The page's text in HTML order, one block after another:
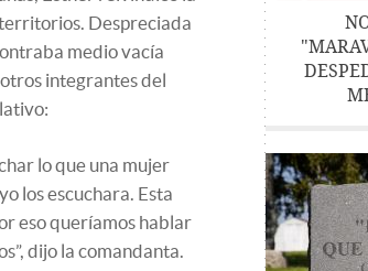
territorios. Despreciada
medio vacía
integrantes del
lo que una mujer
los escuchara. Esta
eso queríamos hablar
dijo la comandanta.